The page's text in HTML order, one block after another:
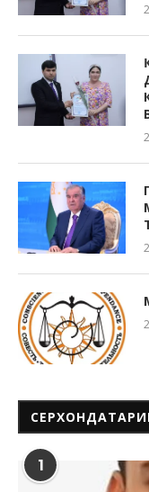
1